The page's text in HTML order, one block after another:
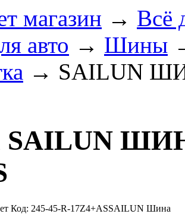
магазин → Всё
авто → Шины
→ SAILUN
Код: 245-45-R-17Z4+ASSAILUN Шина